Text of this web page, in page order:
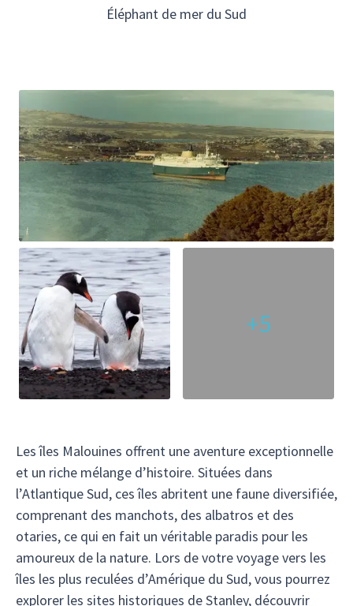
Éléphant de mer du Sud
+5
Les îles Malouines offrent une aventure exceptionnelle
et un riche mélange d’histoire. Situées dans
l’Atlantique Sud, ces îles abritent une faune diversifiée,
comprenant des manchots, des albatros et des
otaries, ce qui en fait un véritable paradis pour les
amoureux de la nature. Lors de votre voyage vers les
îles les plus reculées d’Amérique du Sud, vous pourrez
explorer les sites historiques de Stanley, découvrir